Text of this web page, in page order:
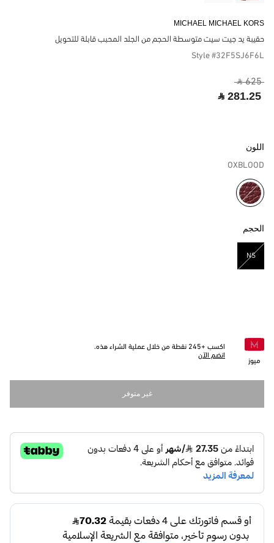
MICHAEL MICHAEL KORS
حقيبة يد جيت سيت متوسطة الحجم من الجلد المحبب قابلة للتحويل
Style #32F5SJ6F6L
‎ ⃁ 625 ‎
‎ ⃁ 281.25 ‎
اللون
OXBLOOD
مختار
الحجم
NS
مختار
ميوز
اكسب +245 نقطة من خلال عملية الشراء هذه.
انضم الآن
غير متوفر